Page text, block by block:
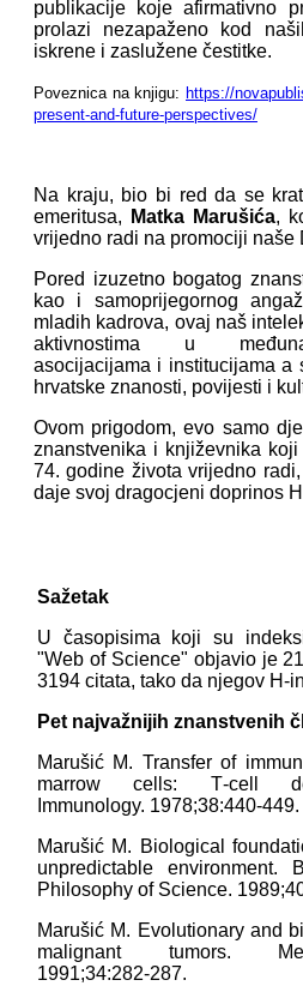
publikacije koje afirmativno
prolazi nezapaženo kod
iskrene i zaslužene čestitke.
Poveznica na knjigu: https://
present-and-future-perspectives/
Na kraju, bio bi red da se
emeritusa,
Matka Marušića,
vrijedno radi na promociji naše
Pored izuzetno bogatog
kao i samoprijegornog
mladih kadrova, ovaj naš
aktivnostima u
asocijacijama i institucijama a
hrvatske znanosti, povijesti i
Ovom prigodom, evo samo
znanstvenika i književnika
74. godine života vrijedno
daje svoj dragocjeni doprinos
Sažetak
U časopisima koji su
"Web of Science" objavio je
3194 citata, tako da njegov H-
Pet najvažnijih znanstvenih
Marušić M. Transfer of
marrow cells: T‑cell
Immunology. 1978;38:440‑449.
Marušić M. Biological
unpredictable environment.
Philosophy of Science.
Marušić M. Evolutionary and
malignant tumors.
1991;34:282‑287.